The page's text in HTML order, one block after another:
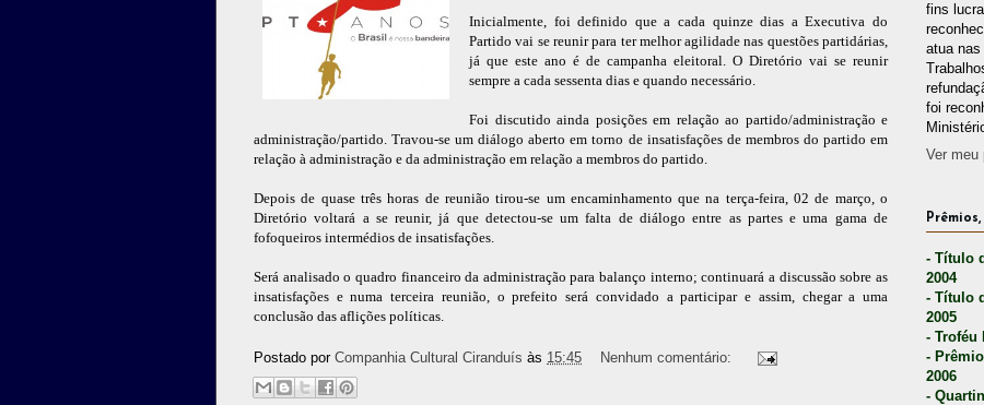
Inicialmente, foi definido que a cada quinze dias a Executiva do
Partido vai se reunir para ter melhor agilidade nas questões partidárias,
já que este ano é de campanha eleitoral. O Diretório vai se reunir
sempre a cada sessenta dias e quando necessário.
Foi discutido ainda posições em relação ao partido/administração e
administração/partido. Travou-se um diálogo aberto em torno de insatisfações de membros do partido em
relação à administração e da administração em relação a membros do partido.
Depois de quase três horas de reunião tirou-se um encaminhamento que na terça-feira, 02 de março, o
Diretório voltará a se reunir, já que detectou-se um falta de diálogo entre as partes e uma gama de
fofoqueiros intermédios de insatisfações.
Será analisado o quadro financeiro da administração para balanço interno; continuará a discussão sobre as
insatisfações e numa terceira reunião, o prefeito será convidado a participar e assim, chegar a uma
conclusão das aflições políticas.
Postado por Companhia Cultural Ciranduís às 15:45 Nenhum comentário:
fins
atua
foi
Ver meu
- Título
2004
- Título
2005
- Troféu
-
2006
-